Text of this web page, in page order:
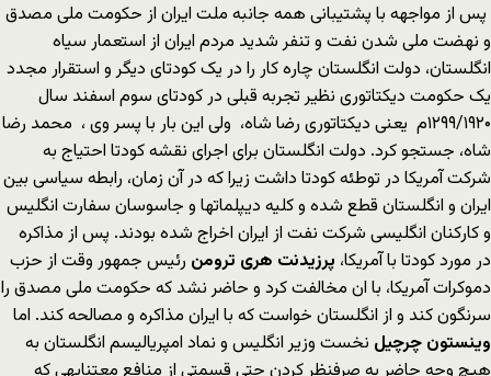
پس از مواجهه با پشتیبانی همه جانبه ملت ایران از حکومت ملی مصدق
و نهضت ملی شدن نفت و تنفر شدید مردم ایران از استعمار سیاه
انگلستان، دولت انگلستان چاره کار را در یک کودتای دیگر و استقرار مجدد
یک حکومت دیکتاتوری نظیر تجربه قبلی در کودتای سوم اسفند سال
۱۲۹۹/۱۹۲۰م یعنی دیکتاتوری رضا شاه، ولی این بار با پسر وی ، محمد رضا
شاه، جستجو کرد. دولت انگلستان برای اجرای نقشه کودتا احتیاج به
شرکت آمریکا در توطئه کودتا داشت زیرا که در آن زمان، رابطه سیاسی بین
ایران و انگلستان قطع شده و کلیه دیپلماتها و جاسوسان سفارت انگلیس
و کارکنان انگلیسی شرکت نفت از ایران اخراج شده بودند. پس از مذاکره
در مورد کودتا با آمریکا، پرزیدنت هری ترومن رئیس جمهور وقت از حزب
دموکرات آمریکا، با ان مخالفت کرد و حاضر نشد که حکومت ملی مصدق را
سرنگون کند و از انگلستان خواست که با ایران مذاکره و مصالحه کند. اما
وینستون چرچیل نخست وزیر انگلیس و نماد امپریالیسم انگلستان به